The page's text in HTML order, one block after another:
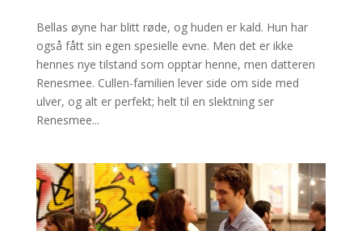
Bellas øyne har blitt røde, og huden er kald. Hun har
også fått sin egen spesielle evne. Men det er ikke
hennes nye tilstand som opptar henne, men datteren
Renesmee. Cullen-familien lever side om side med
ulver, og alt er perfekt; helt til en slektning ser
Renesmee...